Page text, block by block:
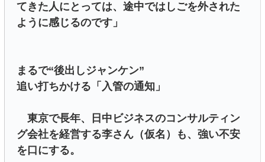
てきた人にとっては、途中ではしごを外された
ように感じるのです」
まるで“後出しジャンケン”
追い打ちかける「入管の通知」
東京で長年、日中ビジネスのコンサルティン
グ会社を経営する李さん（仮名）も、強い不安
を口にする。